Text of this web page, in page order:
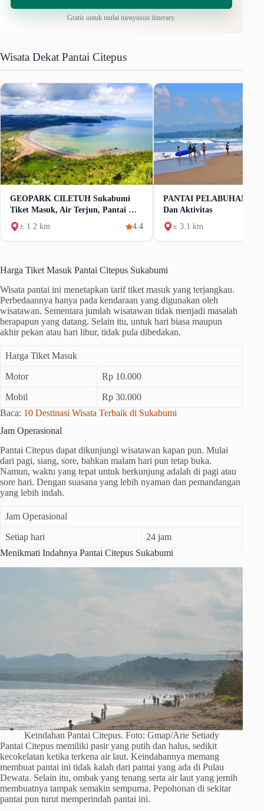
Gratis untuk mulai menyusun itinerary.
Wisata Dekat Pantai Citepus
GEOPARK CILETUH Sukabumi
Tiket Masuk, Air Terjun, Pantai &
Goa Laut
± 1.2 km 4.4
PANTAI PELABUHAN
Dan Aktivitas
± 3.1 km
Harga Tiket Masuk Pantai Citepus Sukabumi
Wisata pantai ini menetapkan tarif tiket masuk yang terjangkau.
Perbedaannya hanya pada kendaraan yang digunakan oleh
wisatawan. Sementara jumlah wisatawan tidak menjadi masalah
berapapun yang datang. Selain itu, untuk hari biasa maupun
akhir pekan atau hari libur, tidak pula dibedakan.
Harga Tiket Masuk
Motor Rp 10.000
Mobil
Rp 30.000
Baca: 10 Destinasi Wisata Terbaik di Sukabumi
Jam Operasional
Pantai Citepus dapat dikunjungi wisatawan kapan pun. Mulai
dari pagi, siang, sore, bahkan malam hari pun tetap buka.
Namun, waktu yang tepat untuk berkunjung adalah di pagi atau
sore hari. Dengan suasana yang lebih nyaman dan pemandangan
yang lebih indah.
Jam Operasional
Setiap hari
24 jam
Menikmati Indahnya Pantai Citepus Sukabumi
Keindahan Pantai Citepus. Foto: Gmap/Arie Setiady
Pantai Citepus memiliki pasir yang putih dan halus, sedikit
kecokelatan ketika terkena air laut. Keindahannya memang
membuat pantai ini tidak kalah dari pantai yang ada di Pulau
Dewata. Selain itu, ombak yang tenang serta air laut yang jernih
membuatnya tampak semakin sempurna. Pepohonan di sekitar
pantai pun turut memperindah pantai ini.